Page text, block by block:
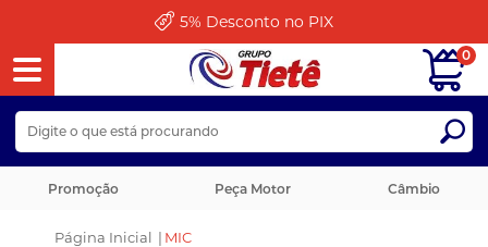
5% Desconto no PIX
Promoção Peça Motor Câmbio
0
Página Inicial | MIC